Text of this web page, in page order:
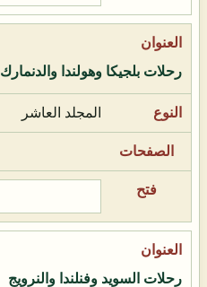
رحلات بلجيكا وهولندا والدنمارك
المجلد العاشر
رحلات السويد وفنلندا والنرويج